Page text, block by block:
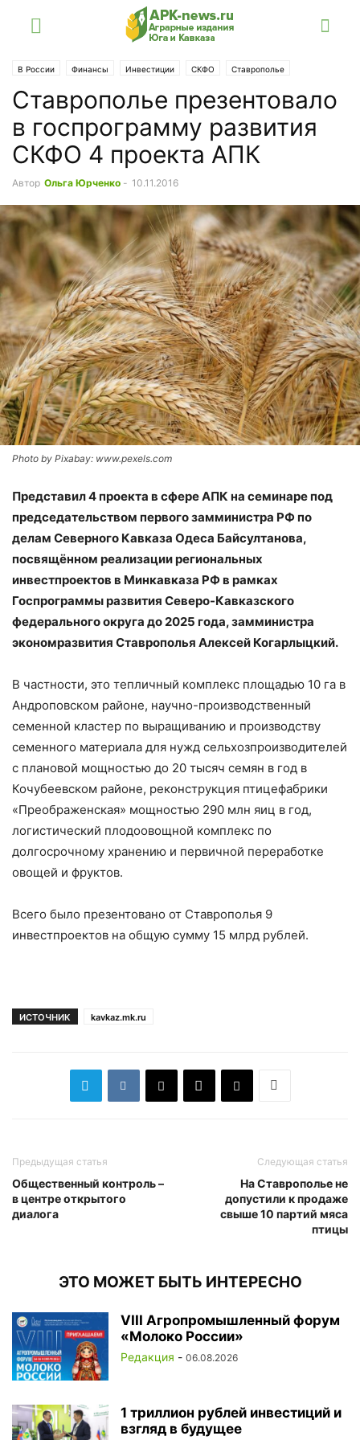
В России Финансы Инвестиции СКФО Ставрополье
Ставрополье презентовало
в госпрограмму развития
СКФО 4 проекта АПК
Автор Ольга Юрченко - 10.11.2016
Photo by Pixabay: www.pexels.com
Представил 4 проекта в сфере АПК на семинаре под
председательством первого замминистра РФ по
делам Северного Кавказа Одеса Байсултанова,
посвящённом реализации региональных
инвестпроектов в Минкавказа РФ в рамках
Госпрограммы развития Северо-Кавказского
федерального округа до 2025 года, замминистра
экономразвития Ставрополья Алексей Когарлыцкий.
В частности, это тепличный комплекс площадью 10 га в
Андроповском районе, научно-производственный
семенной кластер по выращиванию и производству
семенного материала для нужд сельхозпроизводителей
с плановой мощностью до 20 тысяч семян в год в
Кочубеевском районе, реконструкция птицефабрики
«Преображенская» мощностью 290 млн яиц в год,
логистический плодоовощной комплекс по
долгосрочному хранению и первичной переработке
овощей и фруктов.
Всего было презентовано от Ставрополья 9
инвестпроектов на общую сумму 15 млрд рублей.
ИСТОЧНИК kavkaz.mk.ru
Предыдущая статья
Общественный контроль –
в центре открытого
диалога
Следующая статья
На Ставрополье не
допустили к продаже
свыше 10 партий мяса
птицы
ЭТО МОЖЕТ БЫТЬ ИНТЕРЕСНО
VIII Агропромышленный форум
«Молоко России»
Редакция - 06.08.2026
1 триллион рублей инвестиций и
взгляд в будущее